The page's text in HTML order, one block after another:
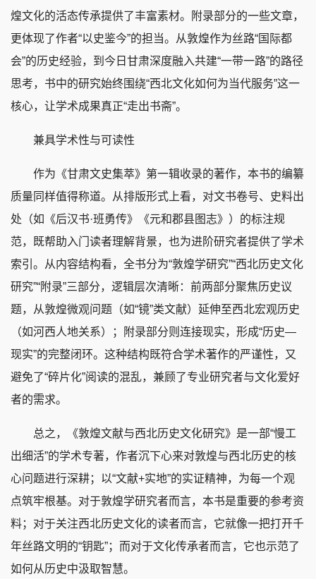
煌文化的活态传承提供了丰富素材。附录部分的一些文章，
更体现了作者“以史鉴今”的担当。从敦煌作为丝路“国际都
会”的历史经验，到今日甘肃深度融入共建“一带一路”的路径
思考，书中的研究始终围绕“西北文化如何为当代服务”这一
核心，让学术成果真正“走出书斋”。
兼具学术性与可读性
作为《甘肃文史集萃》第一辑收录的著作，本书的编纂
质量同样值得称道。从排版形式上看，对文书卷号、史料出
处（如《后汉书·班勇传》《元和郡县图志》）的标注规
范，既帮助入门读者理解背景，也为进阶研究者提供了学术
索引。从内容结构看，全书分为“敦煌学研究”“西北历史文化
研究”“附录”三部分，逻辑层次清晰：前两部分聚焦历史议
题，从敦煌微观问题（如“镜”类文献）延伸至西北宏观历史
（如河西人地关系）；附录部分则连接现实，形成“历史—
现实”的完整闭环。这种结构既符合学术著作的严谨性，又
避免了“碎片化”阅读的混乱，兼顾了专业研究者与文化爱好
者的需求。
总之，《敦煌文献与西北历史文化研究》是一部“慢工
出细活”的学术专著，作者沉下心来对敦煌与西北历史的核
心问题进行深耕；以“文献+实地”的实证精神，为每一个观
点筑牢根基。对于敦煌学研究者而言，本书是重要的参考资
料；对于关注西北历史文化的读者而言，它就像一把打开千
年丝路文明的“钥匙”；而对于文化传承者而言，它也示范了
如何从历史中汲取智慧。